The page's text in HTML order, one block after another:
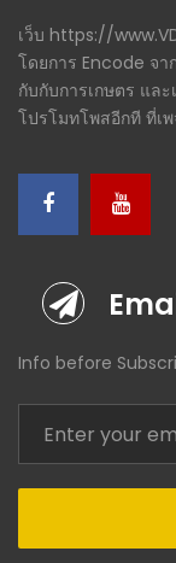
เว็บ https://
โดยการ Encode จา
กับกับการเกษตร แล
โปรโมทโพสอีกที ที่เ
Info before